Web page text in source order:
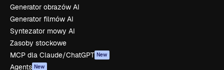
Generator obrazów AI
Generator filmów AI
Syntezator mowy AI
Zasoby stockowe
MCP dla Claude/ChatGPT New
Agents New